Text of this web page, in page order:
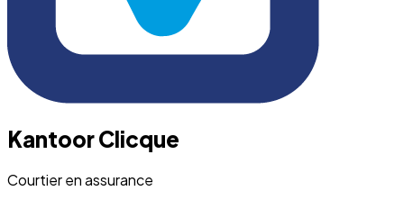
Kantoor Clicque
Courtier en assurance